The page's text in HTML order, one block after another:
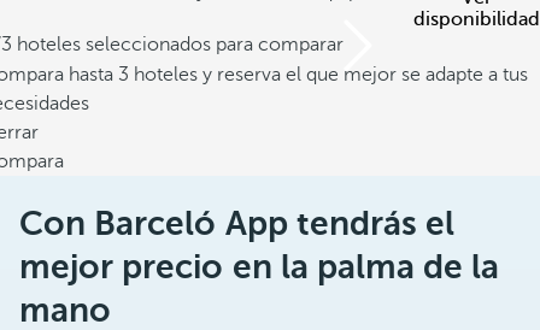
disponibilidad
hoteles seleccionados para comparar
hasta 3 hoteles y reserva el que mejor se adapte a tus
Con Barceló App tendrás el
mejor precio en la palma de la
mano